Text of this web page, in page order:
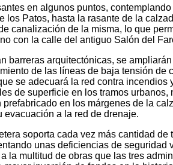
en algunos puntos,
los Patos, hasta la rasante de la
canalización de la misma, lo que
con la calle del antiguo Salón del
barreras arquitectónicas, se
de las líneas de baja tensión de
se adecuará la red contra incendios
de superficie en los tramos urbanos,
en los márgenes de la
evacuación a la red de drenaje.
soporta cada vez más cantidad de
unas deficiencias de seguridad
la multitud de obras que las tres